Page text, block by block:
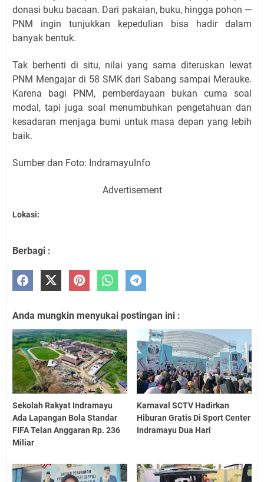
donasi buku bacaan. Dari pakaian, buku, hingga pohon —
PNM ingin tunjukkan kepedulian bisa hadir dalam
banyak bentuk.
Tak berhenti di situ, nilai yang sama diteruskan lewat
PNM Mengajar di 58 SMK dari Sabang sampai Merauke.
Karena bagi PNM, pemberdayaan bukan cuma soal
modal, tapi juga soal menumbuhkan pengetahuan dan
kesadaran menjaga bumi untuk masa depan yang lebih
baik.
Sumber dan Foto: IndramayuInfo
Advertisement
Lokasi:
Berbagi :
Anda mungkin menyukai postingan ini :
Sekolah Rakyat Indramayu
Ada Lapangan Bola Standar
FIFA Telan Anggaran Rp. 236
Miliar
Karnaval SCTV Hadirkan
Hiburan Gratis Di Sport Center
Indramayu Dua Hari